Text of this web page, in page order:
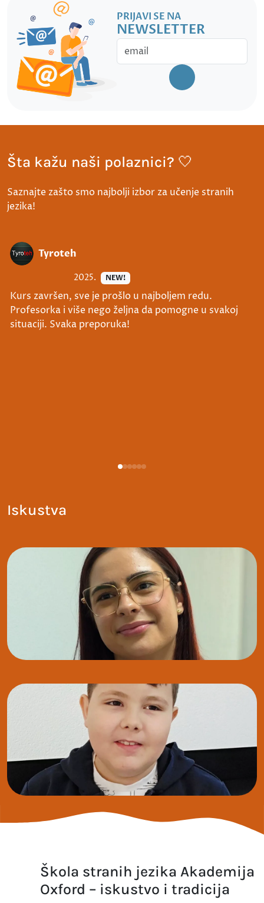
PRIJAVI SE NA
NEWSLETTER
Šta kažu naši polaznici? 🤍
Saznajte zašto smo najbolji izbor za učenje stranih
jezika!
Tyroteh
2025. NEW!
Kurs završen, sve je prošlo u najboljem redu.
Profesorka i više nego željna da pomogne u svakoj
situaciji. Svaka preporuka!
Iskustva
Škola stranih jezika Akademija
Oxford – iskustvo i tradicija